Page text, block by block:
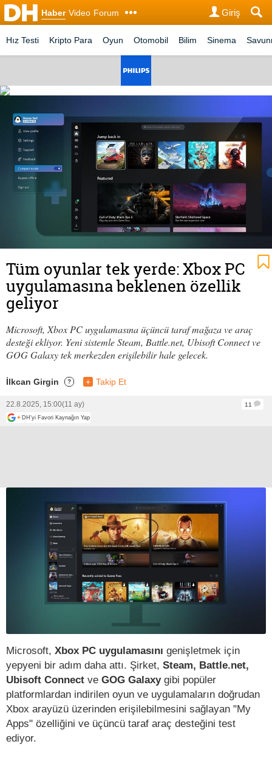
Haber Video Forum Giriş
Hız Testi Kripto Para Oyun Otomobil Bilim Sinema
Tüm oyunlar tek yerde: Xbox PC
uygulamasına beklenen özellik
geliyor
Microsoft, Xbox PC uygulamasına üçüncü taraf mağaza ve araç
desteği ekliyor. Yeni sistemle Steam, Battle.net, Ubisoft Connect ve
GOG Galaxy tek merkezden erişilebilir hale gelecek.
İlkcan Girgin ? + Takip Et
22.8.2025, 15:00(11 ay)
11
+ DH'yi Favori Kaynağın Yap
Microsoft, Xbox PC uygulamasını genişletmek için
yepyeni bir adım daha attı. Şirket, Steam, Battle.net,
Ubisoft Connect ve GOG Galaxygibi popüler
platformlardan indirilen oyun ve uygulamaların doğrudan
Xbox arayüzü üzerinden erişilebilmesini sağlayan "My
Apps" özelliğini ve üçüncü taraf araç desteğini test
ediyor.